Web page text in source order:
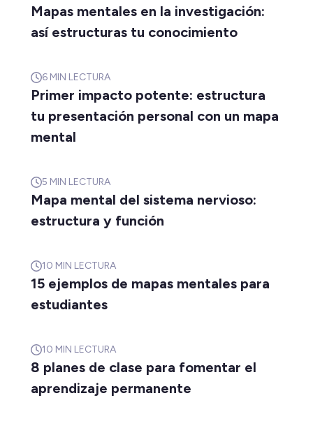
Mapas mentales en la investigación:
así estructuras tu conocimiento
6 MIN LECTURA
Primer impacto potente: estructura
tu presentación personal con un mapa
mental
5 MIN LECTURA
Mapa mental del sistema nervioso:
estructura y función
10 MIN LECTURA
15 ejemplos de mapas mentales para
estudiantes
10 MIN LECTURA
8 planes de clase para fomentar el
aprendizaje permanente